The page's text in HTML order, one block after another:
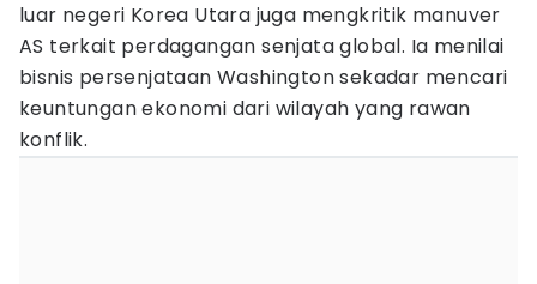
luar negeri Korea Utara juga mengkritik manuver
AS terkait perdagangan senjata global. Ia menilai
bisnis persenjataan Washington sekadar mencari
keuntungan ekonomi dari wilayah yang rawan
konflik.